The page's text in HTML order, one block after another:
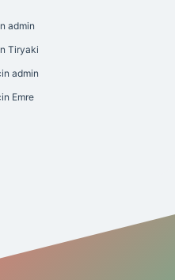
admin
Tiryaki
admin
Emre